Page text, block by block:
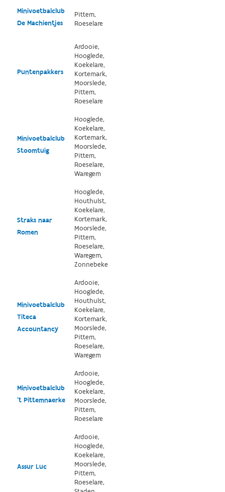
Minivoetbalclub
De Machientjes
Pittem,
Roeselare
Puntenpakkers
Ardooie,
Hooglede,
Koekelare,
Kortemark,
Moorslede,
Pittem,
Roeselare
Minivoetbalclub
Stoomtuig
Hooglede,
Koekelare,
Kortemark,
Moorslede,
Pittem,
Roeselare,
Waregem
Straks naar
Romen
Hooglede,
Houthulst,
Koekelare,
Kortemark,
Moorslede,
Pittem,
Roeselare,
Waregem,
Zonnebeke
Minivoetbalclub
Titeca
Accountancy
Ardooie,
Hooglede,
Houthulst,
Koekelare,
Kortemark,
Moorslede,
Pittem,
Roeselare,
Waregem
Minivoetbalclub
't Pittemnaerke
Ardooie,
Hooglede,
Koekelare,
Moorslede,
Pittem,
Roeselare
Assur Luc
Ardooie,
Hooglede,
Koekelare,
Moorslede,
Pittem,
Roeselare,